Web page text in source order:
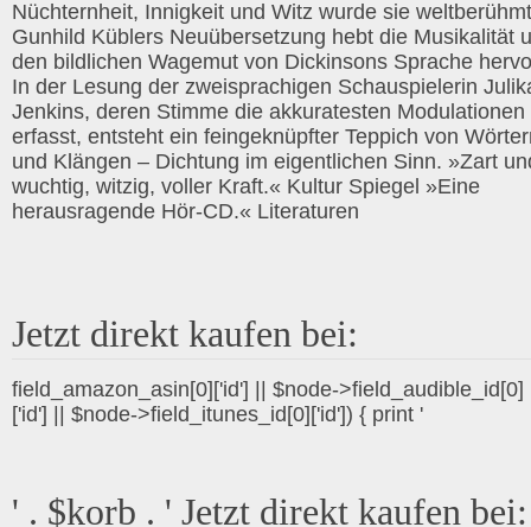
Nüchternheit, Innigkeit und Witz wurde sie
Gunhild Küblers Neuübersetzung hebt die Musikalität
den bildlichen Wagemut von Dickinsons Sprache
In der Lesung der zweisprachigen Schauspielerin
Jenkins, deren Stimme die akkuratesten Modulationen
erfasst, entsteht ein feingeknüpfter Teppich von
und Klängen – Dichtung im eigentlichen Sinn. »Zart
wuchtig, witzig, voller Kraft.« Kultur Spiegel »Eine
herausragende Hör-CD.« Literaturen
Jetzt direkt kaufen bei:
field_amazon_asin[0]['id'] || $node->field_audible_id[0]
['id'] || $node->field_itunes_id[0]['id']) { print '
' . $korb . ' Jetzt direkt kaufen bei: